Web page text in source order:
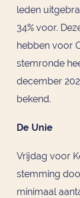
leden
34% voor.
hebben voor
stemronde
december
bekend.
De Unie
Vrijdag voor
stemming
minimaal